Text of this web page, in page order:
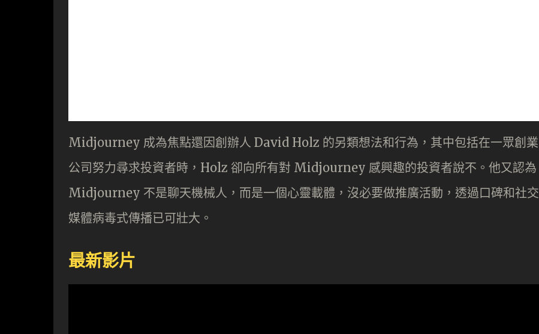
Midjourney 成為焦點還因創辦人 David Holz 的另類想法和行為，其中包括在一眾創業
公司努力尋求投資者時，Holz 卻向所有對 Midjourney 感興趣的投資者說不。他又認為
Midjourney 不是聊天機械人，而是一個心靈載體，沒必要做推廣活動，透過口碑和社交
媒體病毒式傳播已可壯大。
最新影片